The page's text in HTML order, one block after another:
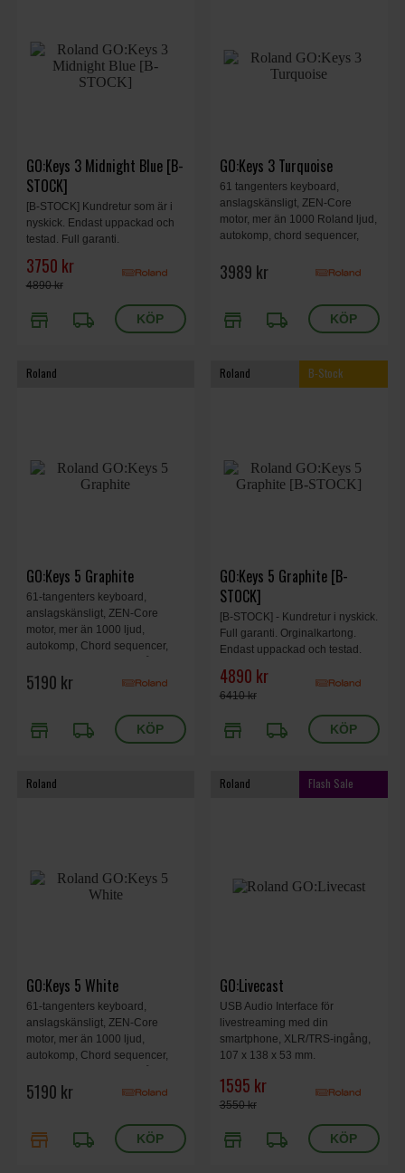
GO:Keys 3 Midnight Blue [B-
STOCK]
[B-STOCK] Kundretur som är i
nyskick. Endast uppackad och
testad. Full garanti.
Midnight Blue.
3750 kr
4890 kr
store local_shipping
GO:Keys 3 Turquoise
61 tangenters keyboard,
anslagskänsligt, ZEN-Core
motor, mer än 1000 Roland ljud,
autokomp, chord sequencer,
Bluetooth audio/MIDI stöd, USB
3989 kr
store local_shipping
Roland
GO:Keys 5 Graphite
61-tangenters keyboard,
anslagskänsligt, ZEN-Core
motor, mer än 1000 ljud,
autokomp, Chord sequencer,
Bluetooth audio/MIDI stöd, USB
5190 kr
store local_shipping
Roland B-Stock
GO:Keys 5 Graphite [B-
STOCK]
[B-STOCK] - Kundretur i nyskick.
Full garanti. Orginalkartong.
Endast uppackad och testad.
4890 kr
6410 kr
store local_shipping
Roland
GO:Keys 5 White
61-tangenters keyboard,
anslagskänsligt, ZEN-Core
motor, mer än 1000 ljud,
autokomp, Chord sequencer,
Bluetooth audio/MIDI stöd, USB
5190 kr
store local_shipping
Roland Flash Sale
GO:Livecast
USB Audio Interface för
livestreaming med din
smartphone, XLR/TRS-ingång,
107 x 138 x 53 mm.
1595 kr
3550 kr
store local_shipping